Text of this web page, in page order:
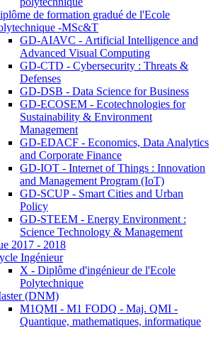
de formation gradué de l'Ecole
-MSc&T
GD-AIAVC - Artificial Intelligence and
Advanced Visual Computing
GD-CTD - Cybersecurity : Threats &
Defenses
GD-DSB - Data Science for Business
GD-ECOSEM - Ecotechnologies for
Sustainability & Environment
Management
GD-EDACF - Economics, Data Analytics
and Corporate Finance
GD-IOT - Internet of Things : Innovation
and Management Program (IoT)
GD-SCUP - Smart Cities and Urban
Policy
GD-STEEM - Energy Environment :
Science Technology & Management
2017 - 2018
Ingénieur
X - Diplôme d'ingénieur de l'Ecole
Polytechnique
(DNM)
M1QMI - M1 FODQ - Maj. QMI -
Quantique, mathematiques, informatique